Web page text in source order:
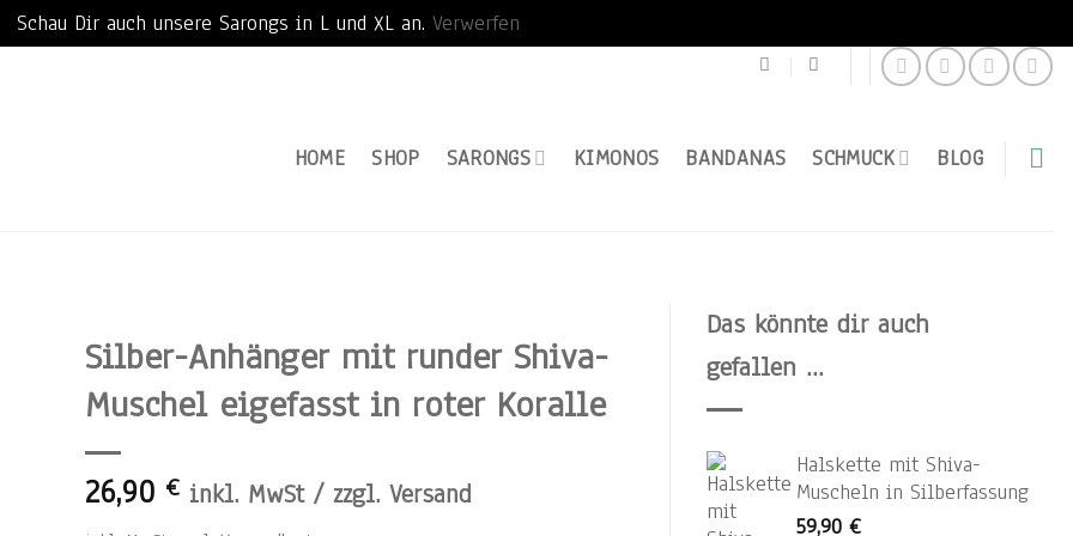
Schau Dir auch unsere Sarongs in L und XL an. Verwerfen
HOME
SHOP SARONGS KIMONOS BANDANAS SCHMUCK BLOG
Das könnte dir auch
gefallen …
Halskette mit Shiva-
Muscheln in Silberfassung
59,90 €
Silber-Anhänger mit runder Shiva-
Muschel eigefasst in roter Koralle
26,90 € inkl. MwSt / zzgl. Versand